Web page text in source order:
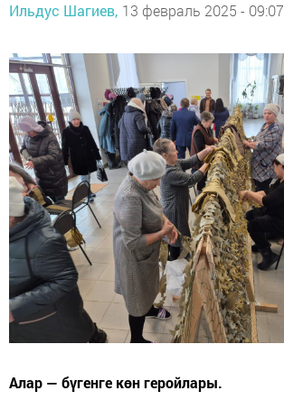
Ильдус Шагиев, 13 февраль 2025 - 09:07
Алар — бүгенге көн геройлары.